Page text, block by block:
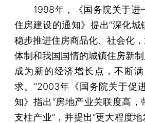
1998年，《国务院关于进
住房建设的通知》提出“深化城
稳步推进住房商品化、社会化
体制和我国国情的城镇住房新
成为新的经济增长点，不断
求。”2003年《国务院关于促
知》指出“房地产业关联度高
支柱产业”，并提出“更大程度